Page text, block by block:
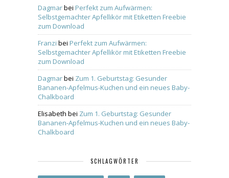
Dagmarbei Perfekt zum Aufwärmen:
Selbstgemachter Apfellikör mit Etiketten Freebie
zum Download
Franzi bei Perfekt zum Aufwärmen:
Selbstgemachter Apfellikör mit Etiketten Freebie
zum Download
Dagmarbei Zum 1. Geburtstag: Gesunder
Bananen-Apfelmus-Kuchen und ein neues Baby-
Chalkboard
Elisabeth bei Zum 1. Geburtstag: Gesunder
Bananen-Apfelmus-Kuchen und ein neues Baby-
Chalkboard
SCHLAGWÖRTER